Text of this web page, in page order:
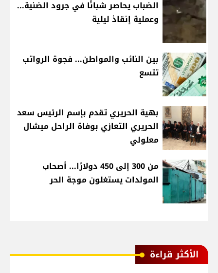
الضباب يحاصر شبانًا في جرود الضنية...
وعملية إنقاذ ليلية
بين النائب والمواطن... فجوة الرواتب
تتسع
بهية الحريري تقدم بإسم الرئيس سعد
الحريري التعازي بوفاة الراحل ميشال
معلولي
من 300 إلى 450 دولارًا... أصحاب
المولدات يستغلون موجة الحر
الأكثر قراءة